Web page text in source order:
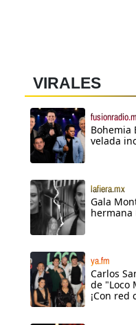
VIRALES
Bohemia
velada
lafiera.mx
Gala
hermana
ya.fm
Carlos
de "Loco
¡Con red